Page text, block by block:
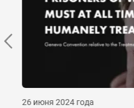
26 июня 2024 года